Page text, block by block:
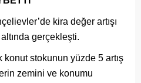
kira değer artışı
gerçekleşti.
konut stokunun yüzde 5 artış
zemini ve konumu